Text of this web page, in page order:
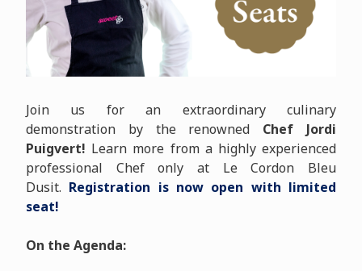
Join us for an extraordinary culinary
demonstration by the renowned Chef Jordi
Puigvert! Learn more from a highly experienced
professional Chef only at Le Cordon Bleu
Dusit. Registration is now open with limited
seat!
On the Agenda: